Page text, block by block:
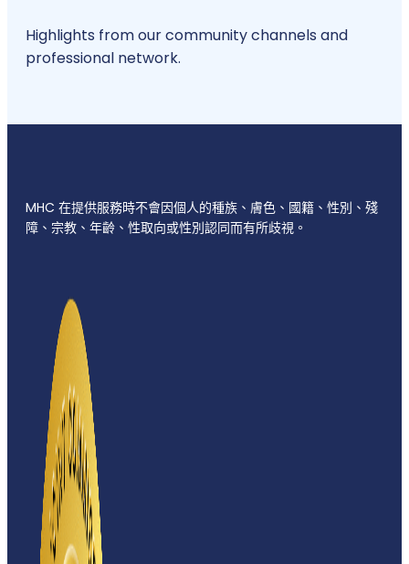
Highlights from our community channels and
professional network.
MHC 在提供服務時不會因個人的種族、膚色、國籍、性別、殘
障、宗教、年齡、性取向或性別認同而有所歧視。